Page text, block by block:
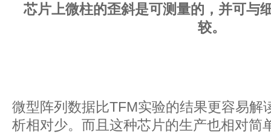
芯片上微柱的歪斜是可测量的，并可与
较。
微型阵列数据比TFM实验的结果更容易解
析相对少。而且这种芯片的生产也相对简